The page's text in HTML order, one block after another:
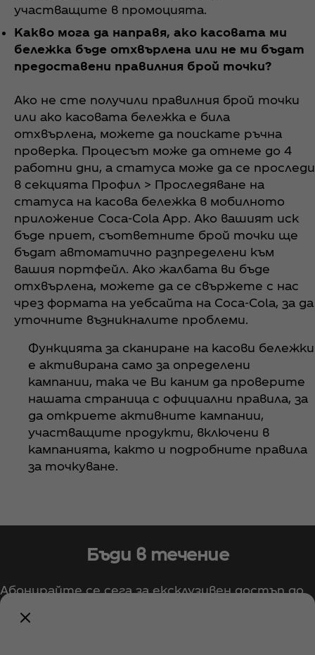
участващите в промоцията.
Какво мога да направя, ако касовата ми
бележка бъде отхвърлена или не ми бъдат
предоставени правилния брой точки?
Ако не сте получили правилния брой точки
или ако касовата бележка е била
отхвърлена, можете да поискате ръчна
проверка. Процесът може да отнеме до 4
работни дни, а статуса може да се проследи
в секцията Профил > Проследяване на
статуса на касова бележка в мобилното
приложение Coca‑Cola App. Ако вашият иск
бъде приет, съответните брой точки ще
бъдат автоматично разпределени към
вашия портфейл. Ако жалбата ви бъде
отхвърлена, можете да се свържете с нас
чрез формата на уебсайта на Coca‑Cola, за да
уточните възникналите проблеми.
Функцията за сканиране на касови бележки
е активирана само за определени
кампании, така че Ви каним да проверите
нашата страница с официални правила, за
да откриете активните кампании,
участващите продукти, включени в
кампанията, както и подробните правила
за точкуване.
Бъди в течение
Абонирайте се сега за ексклузивен достъп до
всичко свързано с Coca‑Cola!